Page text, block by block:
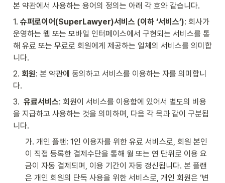
본 약관에서 사용하는 용어의 정의는 아래 각 호와 같습니다.
1. 슈퍼로이어(SuperLawyer)서비스 (이하 ‘서비스’): 회사가
운영하는 웹 또는 모바일 인터페이스에서 구현되는 서비스를 통
해 유료 또는 무료로 회원에게 제공하는 일체의 서비스를 의미합
니다.
2. 회원: 본 약관에 동의하고 서비스를 이용하는 자를 의미합니
다.
3. 유료서비스: 회원이 서비스를 이용함에 있어서 별도의 비용
을 지급하고 사용하는 것을 의미하며, 다음 각 목과 같이 구분됩
니다.
가. 개인 플랜: 1인 이용자를 위한 유료 서비스로, 회원 본인
이 직접 등록한 결제수단을 통해 월 또는 연 단위로 이용 요
금이 자동 결제되며, 이용 기간이 자동 갱신됩니다. 본 플랜
은 개인 회원의 단독 사용을 위한 서비스로, 개인 회원은 ‘변